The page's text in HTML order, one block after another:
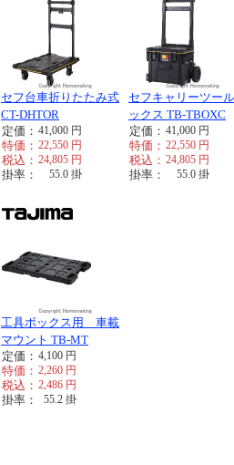
セフ台車折りたたみ式
CT-DHTOR
定価： 41,000 円
特価： 22,550 円
税込： 24,805 円
掛率： 55.0 掛
セフキャリーツー
ックス TB-TBOXC
定価： 41,000 円
特価： 22,550 円
税込： 24,805 円
掛率： 55.0 掛
工具ボックス用 車載
マウント TB-MT
定価： 4,100 円
特価： 2,260 円
税込： 2,486 円
掛率： 55.2 掛